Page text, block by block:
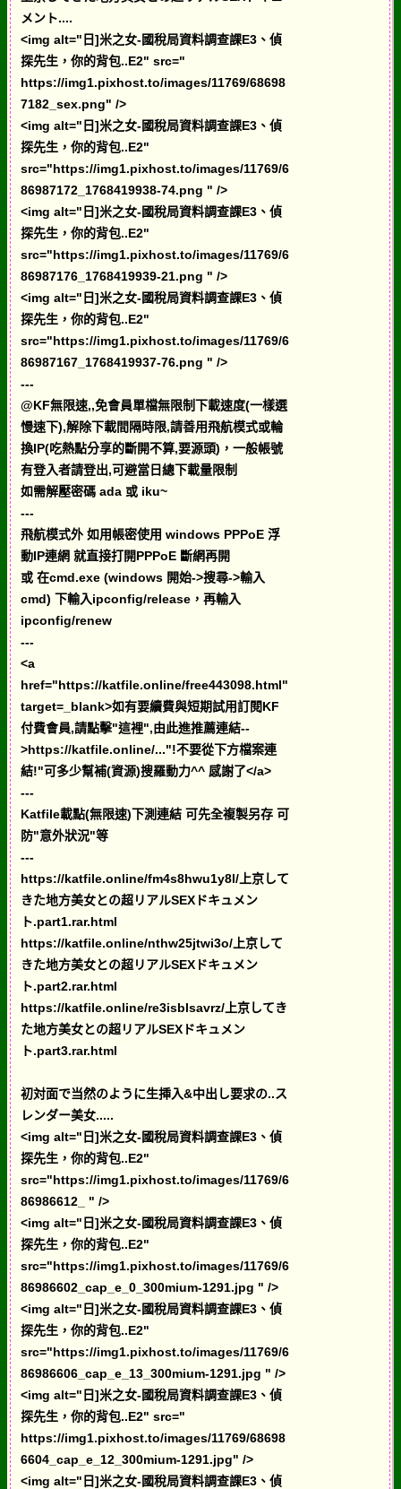
メント....
<img alt="日]米之女-國稅局資料調查課E3、偵
探先生，你的背包..E2" src="
https://img1.pixhost.to/images/11769/68698
7182_sex.png" />
<img alt="日]米之女-國稅局資料調查課E3、偵
探先生，你的背包..E2"
src="https://img1.pixhost.to/images/11769/6
86987172_1768419938-74.png " />
<img alt="日]米之女-國稅局資料調查課E3、偵
探先生，你的背包..E2"
src="https://img1.pixhost.to/images/11769/6
86987176_1768419939-21.png " />
<img alt="日]米之女-國稅局資料調查課E3、偵
探先生，你的背包..E2"
src="https://img1.pixhost.to/images/11769/6
86987167_1768419937-76.png " />
---
@KF無限速,,免會員單檔無限制下載速度(一樣選
慢速下),解除下載間隔時限,請善用飛航模式或輪
換IP(吃熱點分享的斷開不算,要源頭)，一般帳號
有登入者請登出,可避當日總下載量限制
如需解壓密碼 ada 或 iku~
---
飛航模式外 如用帳密使用 windows PPPoE 浮
動IP連網 就直接打開PPPoE 斷網再開
或 在cmd.exe (windows 開始->搜尋->輸入
cmd) 下輸入ipconfig/release，再輸入
ipconfig/renew
---
<a
href="https://katfile.online/free443098.html"
target=_blank>如有要續費與短期試用訂閱KF
付費會員,請點擊"這裡",由此進推薦連結--
>https://katfile.online/..."!不要從下方檔案連
結!"可多少幫補(資源)搜羅動力^^ 感謝了</a>
---
Katfile載點(無限速)下測連結 可先全複製另存 可
防"意外狀況"等
---
https://katfile.online/fm4s8hwu1y8l/上京して
きた地方美女との超リアルSEXドキュメン
ト.part1.rar.html
https://katfile.online/nthw25jtwi3o/上京して
きた地方美女との超リアルSEXドキュメン
ト.part2.rar.html
https://katfile.online/re3isblsavrz/上京してき
た地方美女との超リアルSEXドキュメン
ト.part3.rar.html
初対面で当然のように生挿入&中出し要求の..ス
レンダー美女.....
<img alt="日]米之女-國稅局資料調查課E3、偵
探先生，你的背包..E2"
src="https://img1.pixhost.to/images/11769/6
86986612_ " />
<img alt="日]米之女-國稅局資料調查課E3、偵
探先生，你的背包..E2"
src="https://img1.pixhost.to/images/11769/6
86986602_cap_e_0_300mium-1291.jpg " />
<img alt="日]米之女-國稅局資料調查課E3、偵
探先生，你的背包..E2"
src="https://img1.pixhost.to/images/11769/6
86986606_cap_e_13_300mium-1291.jpg " />
<img alt="日]米之女-國稅局資料調查課E3、偵
探先生，你的背包..E2" src="
https://img1.pixhost.to/images/11769/68698
6604_cap_e_12_300mium-1291.jpg" />
<img alt="日]米之女-國稅局資料調查課E3、偵